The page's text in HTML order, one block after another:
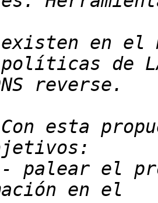
políticas de
Con esta
- palear el